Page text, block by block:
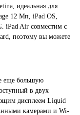
идеальная для
12 Мп, iPad OS,
iPad Air совместим с
поэтому вы можете
еще большую
в двух
дисплеем Liquid
камерами и Wi-